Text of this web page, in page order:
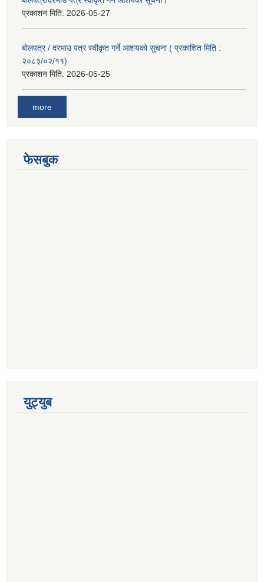
प्रकाशन मिति: 2026-05-27
बोलपत्र / दरभाउ पत्र स्वीकृत गर्ने आशयको सुचना ( प्रकाशित मिति :
२०८३/०२/११)
प्रकाशन मिति: 2026-05-25
more
फेसबुक
युट्युब